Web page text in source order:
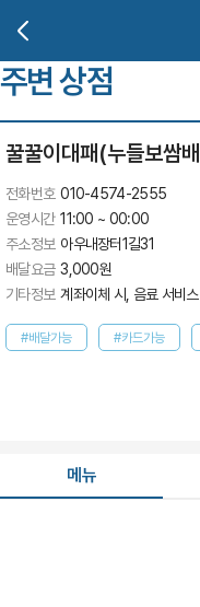
주변 상점
꿀꿀이대패(누들보쌈
전화번호 010-4574-2555
운영시간 11:00 ~ 00:00
주소정보 아우내장터1길31
배달요금 3,000원
기타정보 계좌이체 시, 음료 서비
#배달가능 #카드가능
메뉴